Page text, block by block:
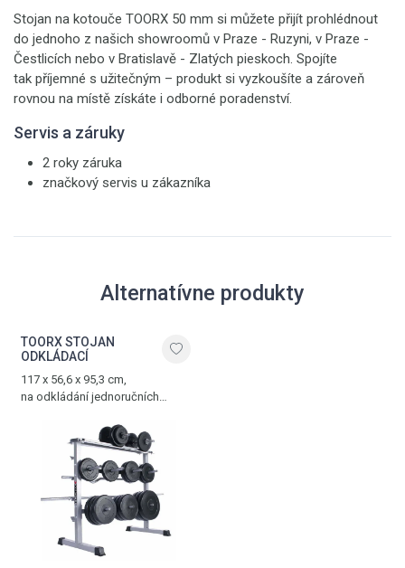
Stojan na kotouče TOORX 50 mm si můžete přijít prohlédnout
do jednoho z našich showroomů v Praze - Ruzyni, v Praze -
Čestlicích nebo v Bratislavě - Zlatých pieskoch. Spojíte
tak příjemné s užitečným – produkt si vyzkoušíte a zároveň
rovnou na místě získáte i odborné poradenství.
Servis a záruky
2 roky záruka
značkový servis u zákazníka
Alternatívne produkty
TOORX STOJAN
ODKLÁDACÍ
117 x 56,6 x 95,3 cm,
na odkládání jednoručních
činkových tyčí, max. zatížení 350